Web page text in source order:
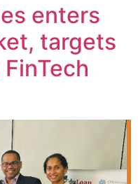
enters
targets